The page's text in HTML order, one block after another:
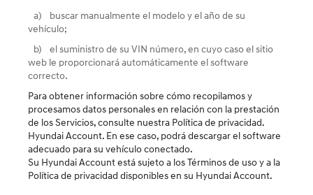
a)
buscar manualmente el modelo y el año de su
vehículo;
b)
el suministro de su VIN número, en cuyo caso el sitio
web le proporcionará automáticamente el software
correcto.
Para obtener información sobre cómo recopilamos y
procesamos datos personales en relación con la prestación
de los Servicios, consulte nuestra Política de privacidad.
Hyundai Account. En ese caso, podrá descargar el software
adecuado para su vehículo conectado.
Su Hyundai Account está sujeto a los Términos de uso y a la
Política de privacidad disponibles en su Hyundai Account.